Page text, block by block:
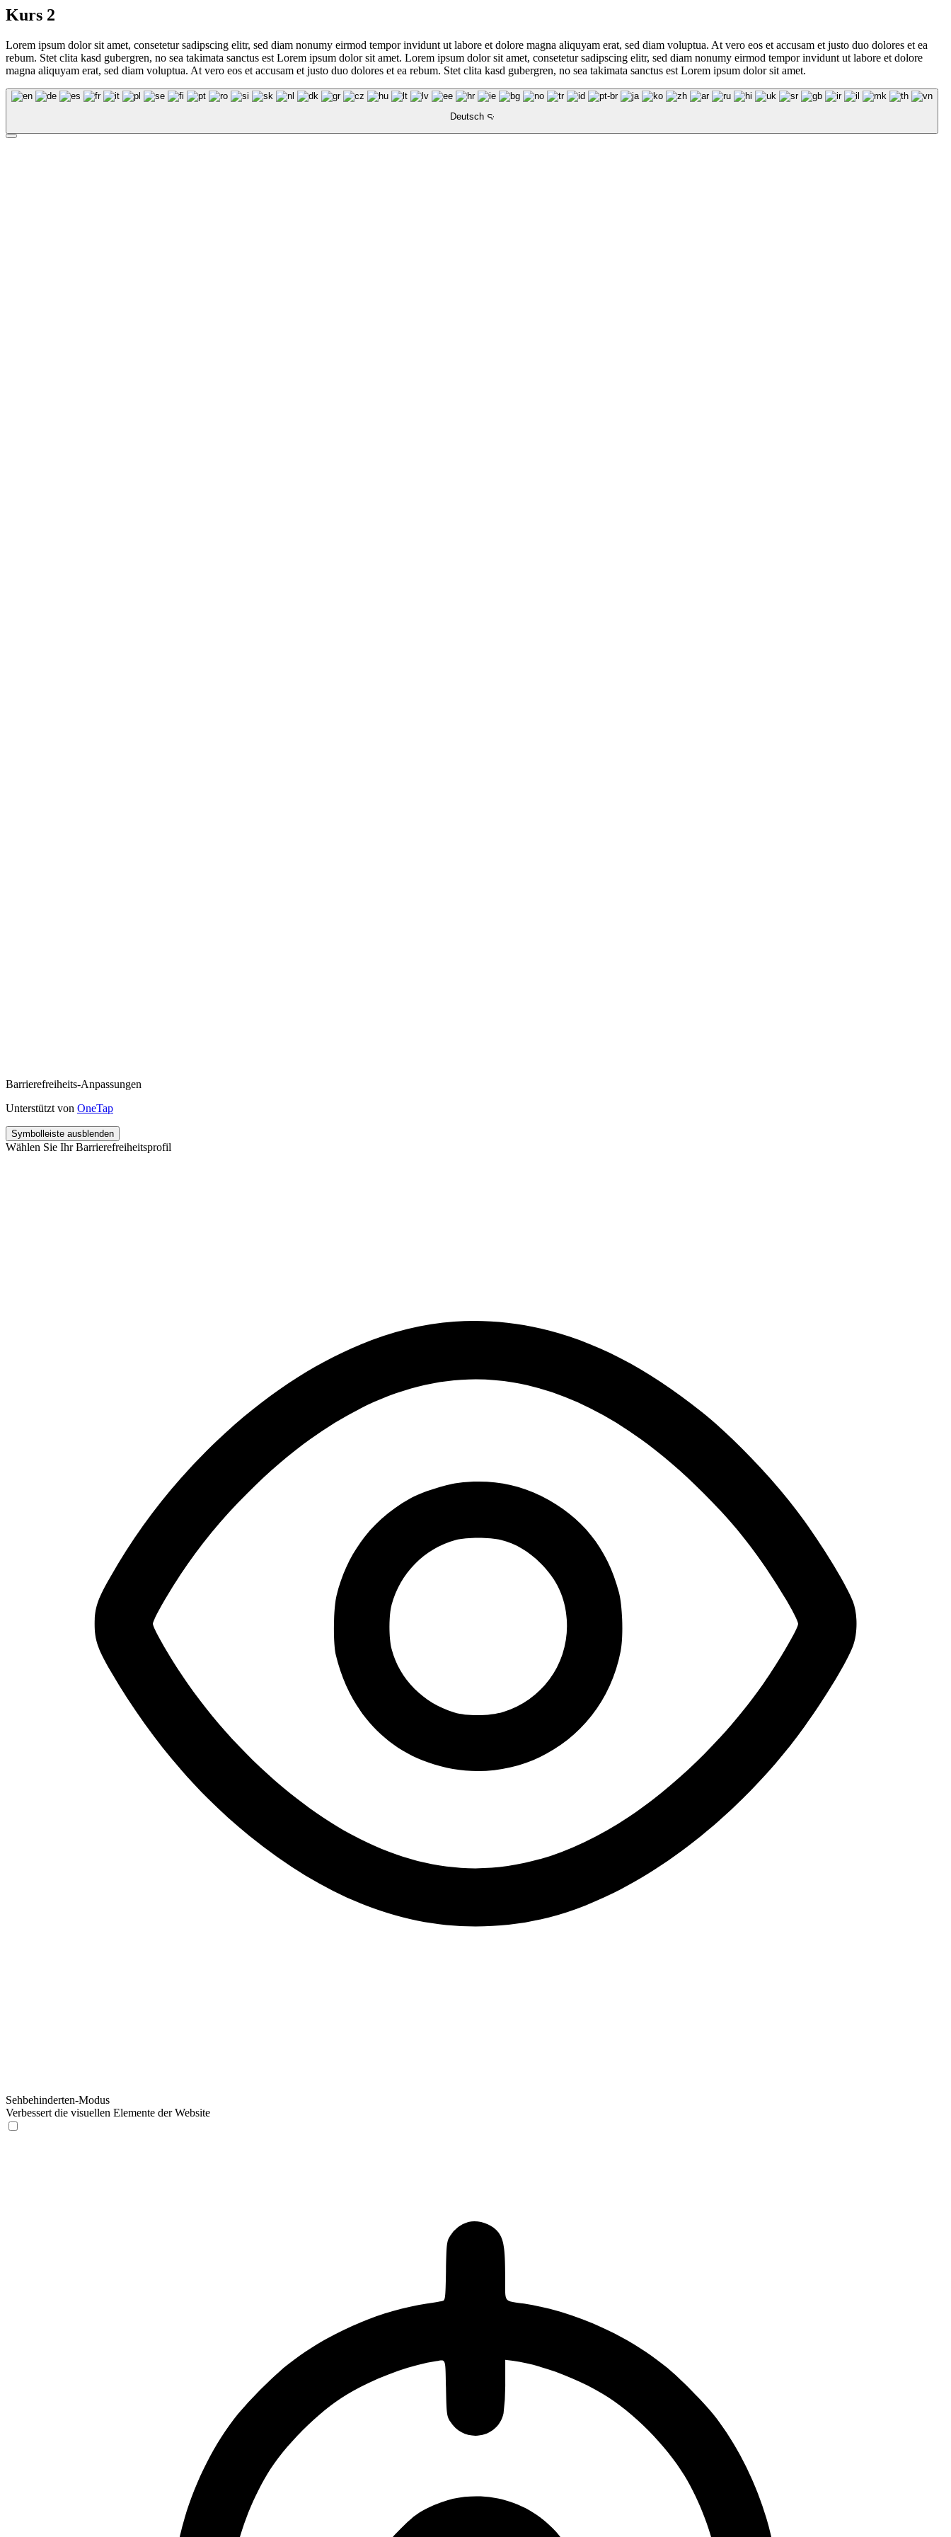
Kurs 2
Lorem ipsum dolor sit amet, consetetur sadipscing elitr, sed diam nonumy eirmod tempor invidunt ut labore et dolore magna aliquyam erat, sed diam voluptua. At vero eos et accusam et justo duo dolores et ea
rebum. Stet clita kasd gubergren, no sea takimata sanctus est Lorem ipsum dolor sit amet. Lorem ipsum dolor sit amet, consetetur sadipscing elitr, sed diam nonumy eirmod tempor invidunt ut labore et dolore
magna aliquyam erat, sed diam voluptua. At vero eos et accusam et justo duo dolores et ea rebum. Stet clita kasd gubergren, no sea takimata sanctus est Lorem ipsum dolor sit amet.
Deutsch
Barrierefreiheits-Anpassungen
Unterstützt von OneTap
Symbolleiste ausblenden
Wählen Sie Ihr Barrierefreiheitsprofil
Sehbehinderten-Modus
Verbessert die visuellen Elemente der Website